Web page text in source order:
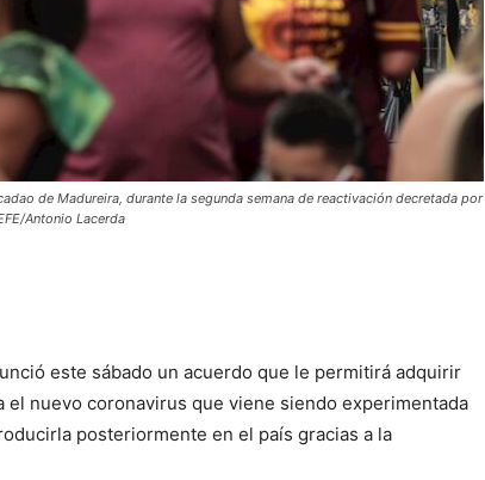
de Madureira, durante la segunda semana de reactivación decretada por
Antonio Lacerda
este sábado un acuerdo que le permitirá adquirir
el nuevo coronavirus que viene siendo experimentada
posteriormente en el país gracias a la